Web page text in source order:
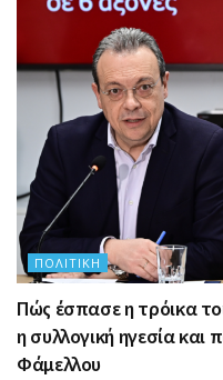
ΠΟΛΙΤΙΚΉ
Πώς έσπασε η τρόικα
η συλλογική ηγεσία και
Φάμελλου